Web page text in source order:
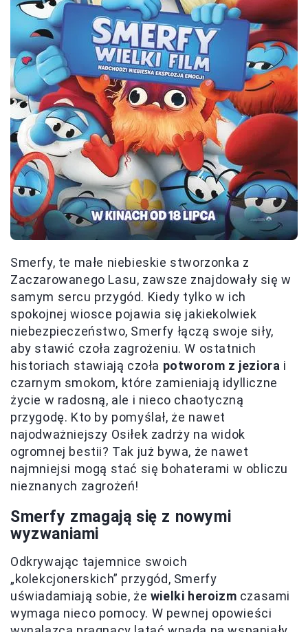
Smerfy, te małe niebieskie stworzonka z
Zaczarowanego Lasu, zawsze znajdowały się w
samym sercu przygód. Kiedy tylko w ich
spokojnej wiosce pojawia się jakiekolwiek
niebezpieczeństwo, Smerfy łączą swoje siły,
aby stawić czoła zagrożeniu. W ostatnich
historiach stawiają czoła potworom z jeziora i
czarnym smokom, które zamieniają idylliczne
życie w radosną, ale i nieco chaotyczną
przygodę. Kto by pomyślał, że nawet
najodważniejszy Osiłek zadrży na widok
ogromnej bestii? Tak już bywa, że nawet
najmniejsi mogą stać się bohaterami w obliczu
nieznanych zagrożeń!
Smerfy zmagają się z nowymi
wyzwaniami
Odkrywając tajemnice swoich
„kolekcjonerskich” przygód, Smerfy
uświadamiają sobie, że wielki heroizm czasami
wymaga nieco pomocy. W pewnej opowieści